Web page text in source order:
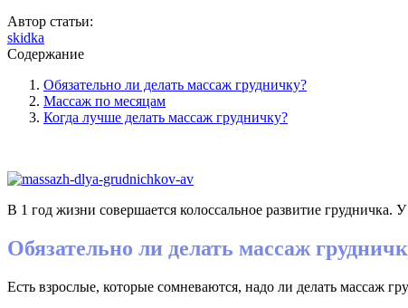
Автор статьи:
skidka
Содержание
Обязательно ли делать массаж грудничку?
Массаж по месяцам
Когда лучше делать массаж грудничку?
В 1 год жизни совершается колоссальное развитие
Обязательно ли делать массаж
Есть взрослые, которые сомневаются, надо ли делать массаж